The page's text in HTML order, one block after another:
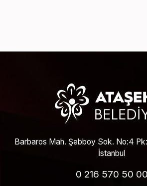
Barbaros Mah. Şebboy Sok. No:4
İstanbul
0 216 570 50 00